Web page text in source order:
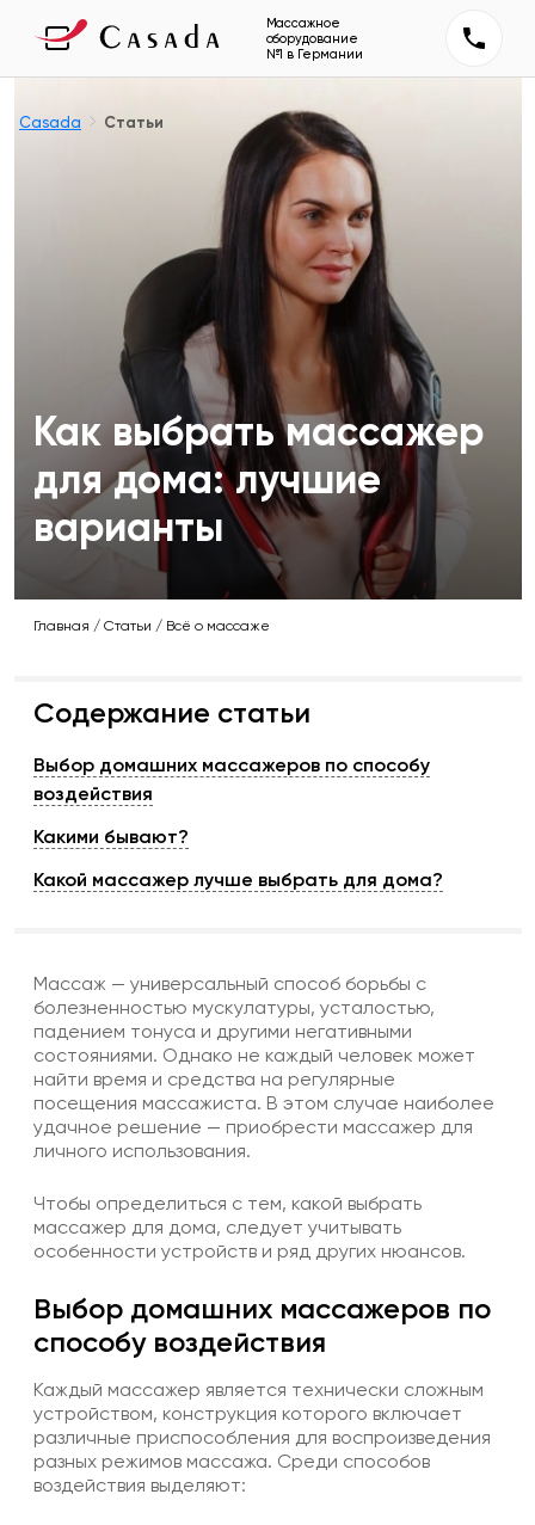
Массажное
оборудование
№1 в Германии
Casada Статьи
Как выбрать массажер
для дома: лучшие
варианты
Главная / Статьи / Всё о массаже
Содержание статьи
Выбор домашних массажеров по способу
воздействия
Какими бывают?
Какой массажер лучше выбрать для дома?
Массаж — универсальный способ борьбы с
болезненностью мускулатуры, усталостью,
падением тонуса и другими негативными
состояниями. Однако не каждый человек может
найти время и средства на регулярные
посещения массажиста. В этом случае наиболее
удачное решение — приобрести массажер для
личного использования.
Чтобы определиться с тем, какой выбрать
массажер для дома, следует учитывать
особенности устройств и ряд других нюансов.
Выбор домашних массажеров по
способу воздействия
Каждый массажер является технически сложным
устройством, конструкция которого включает
различные приспособления для воспроизведения
разных режимов массажа. Среди способов
воздействия выделяют: